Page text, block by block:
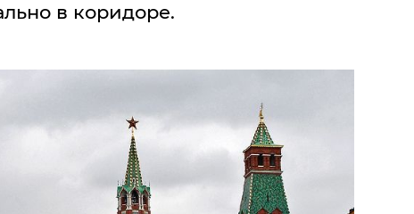
в коридоре.